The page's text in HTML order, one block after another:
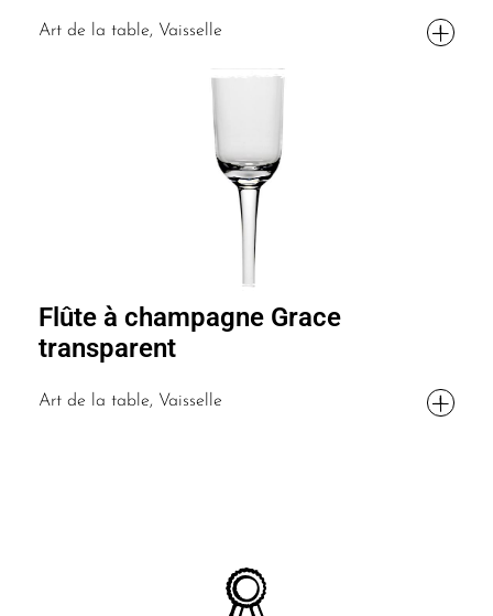
Art de la table, Vaisselle
Flûte à champagne Grace
transparent
Art de la table, Vaisselle